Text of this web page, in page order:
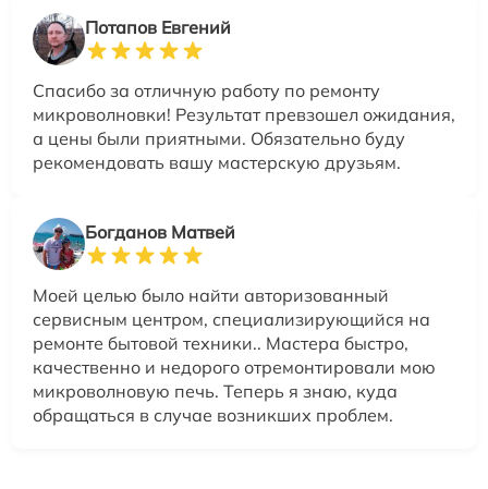
Потапов Евгений
Спасибо за отличную работу по ремонту
микроволновки! Результат превзошел ожидания,
а цены были приятными. Обязательно буду
рекомендовать вашу мастерскую друзьям.
Богданов Матвей
Моей целью было найти авторизованный
сервисным центром, специализирующийся на
ремонте бытовой техники.. Мастера быстро,
качественно и недорого отремонтировали мою
микроволновую печь. Теперь я знаю, куда
обращаться в случае возникших проблем.